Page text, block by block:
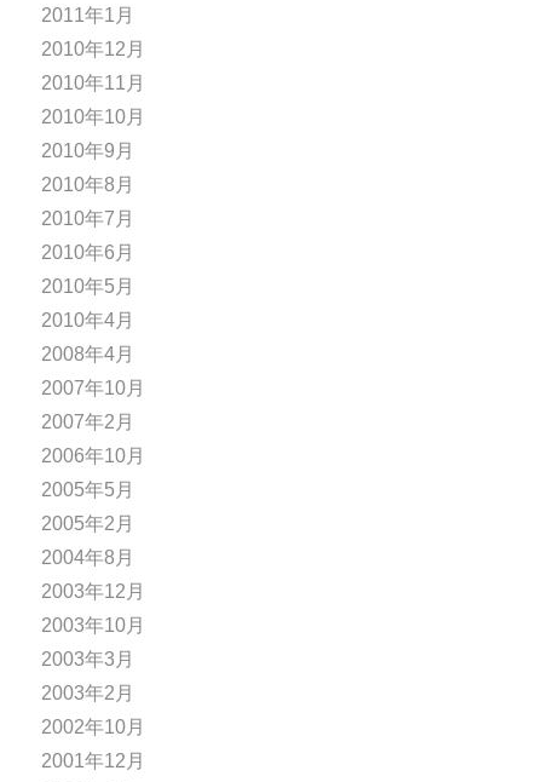
2011年1月
2010年12月
2010年11月
2010年10月
2010年9月
2010年8月
2010年7月
2010年6月
2010年5月
2010年4月
2008年4月
2007年10月
2007年2月
2006年10月
2005年5月
2005年2月
2004年8月
2003年12月
2003年10月
2003年3月
2003年2月
2002年10月
2001年12月